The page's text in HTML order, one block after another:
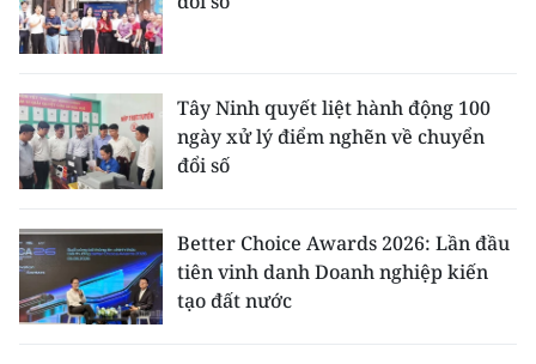
Tây Ninh quyết liệt hành động 100
ngày xử lý điểm nghẽn về chuyển
đổi số
Better Choice Awards 2026: Lần đầu
tiên vinh danh Doanh nghiệp kiến
tạo đất nước